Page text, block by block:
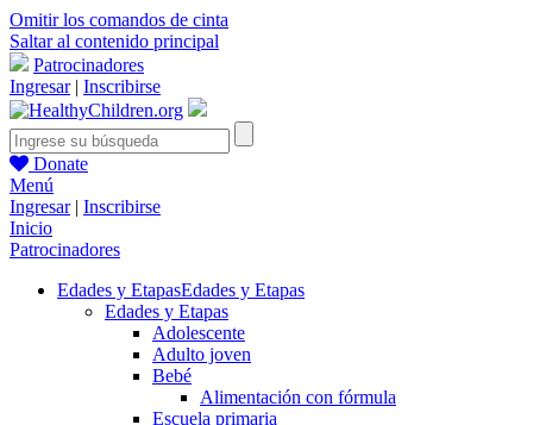
Omitir los comandos de cinta
Saltar al contenido principal
Patrocinadores
Ingresar| Inscribirse
Donate
Menú
Ingresar| Inscribirse
Inicio
Patrocinadores
Edades y EtapasEdades y Etapas
Edades y Etapas
Adolescente
Adulto joven
Bebé
Alimentación con fórmula
Escuela primaria